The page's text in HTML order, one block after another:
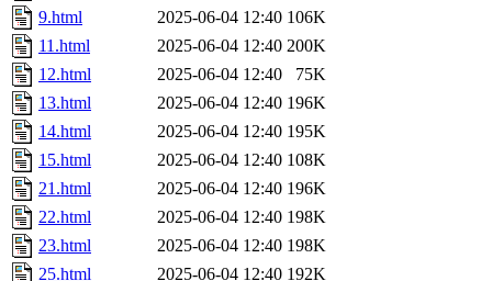
9.html
2025-06-04 12:40 106K
11.html
2025-06-04 12:40 200K
12.html
2025-06-04 12:40
75K
13.html
2025-06-04 12:40 196K
14.html
2025-06-04 12:40 195K
15.html
2025-06-04 12:40 108K
21.html
2025-06-04 12:40 196K
22.html
2025-06-04 12:40 198K
23.html
2025-06-04 12:40 198K
25.html
2025-06-04 12:40 192K